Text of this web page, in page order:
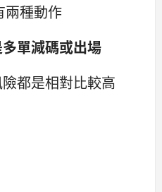
兩種動作
單減碼或出場
都是相對比較高